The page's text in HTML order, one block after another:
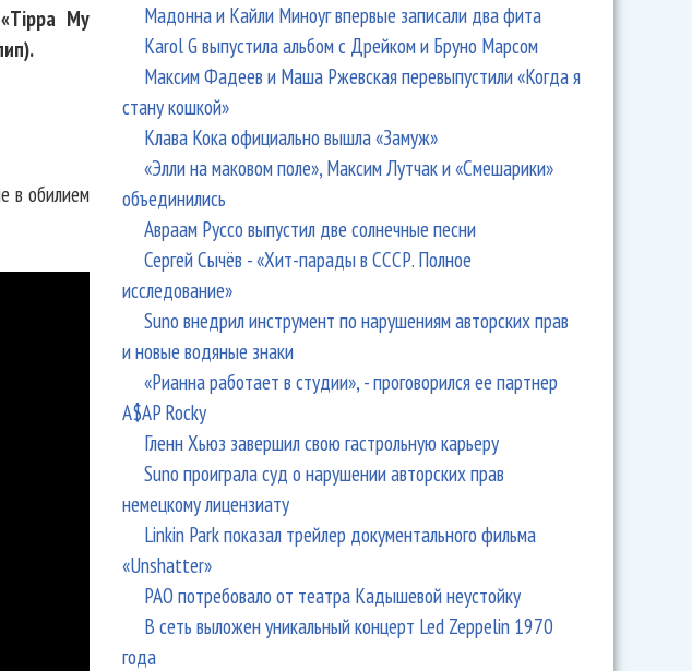
My
в обилием
Мадонна и Кайли Миноуг впервые записали два фита
Karol G выпустила альбом с Дрейком и Бруно Марсом
Максим Фадеев и Маша Ржевская перевыпустили «Когда я
стану кошкой»
Клава Кока официально вышла «Замуж»
«Элли на маковом поле», Максим Лутчак и «Смешарики»
объединились
Авраам Руссо выпустил две солнечные песни
Сергей Сычёв - «Хит-парады в СССР. Полное
исследование»
Suno внедрил инструмент по нарушениям авторских прав
и новые водяные знаки
«Рианна работает в студии», - проговорился ее партнер
A$AP Rocky
Гленн Хьюз завершил свою гастрольную карьеру
Suno проиграла суд о нарушении авторских прав
немецкому лицензиату
Linkin Park показал трейлер документального фильма
«Unshatter»
РАО потребовало от театра Кадышевой неустойку
В сеть выложен уникальный концерт Led Zeppelin 1970
года